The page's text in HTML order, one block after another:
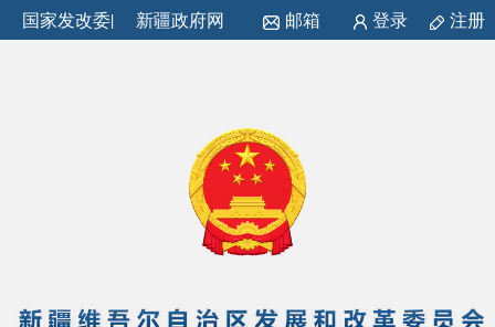
国家发改委| 新疆政府网 邮箱 登录 注册